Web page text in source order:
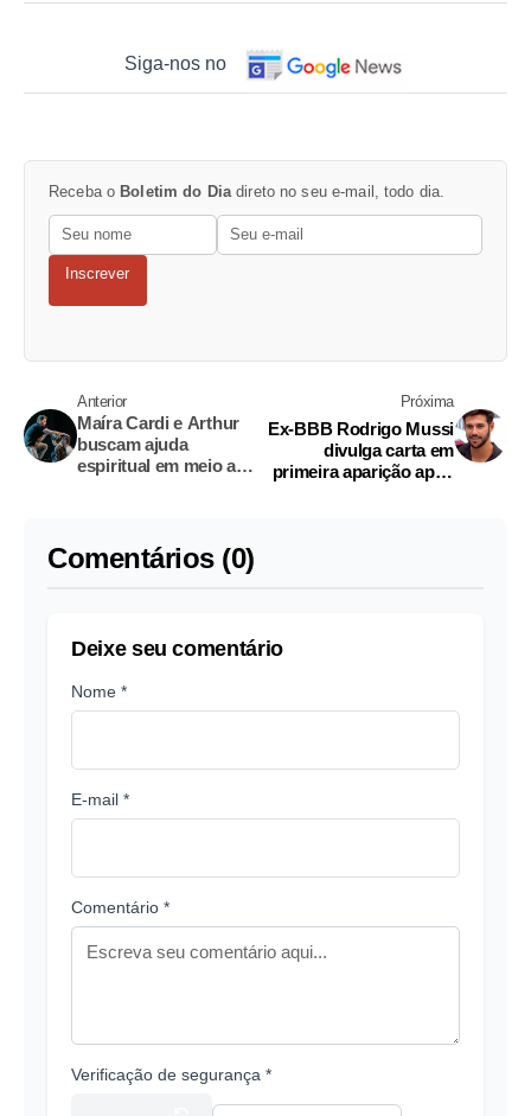
Siga-nos no
Receba o Boletim do Diadireto no seu e-mail, todo dia.
Inscrever
Anterior
Maíra Cardi e Arthur
buscam ajuda
espiritual em meio a
Próxima
Ex-BBB Rodrigo Mussi
divulga carta em
primeira aparição após
Comentários (0)
Deixe seu comentário
Nome *
E-mail *
Comentário *
Verificação de segurança *